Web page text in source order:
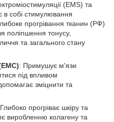
(EMS) та
в собі стимулювання
прогрівання тканин (РФ)
поліпшення тонусу,
та загального стану
: Примушує м'язи
під впливом
зміцнити та
прогріває шкіру та
виробленню колагену та